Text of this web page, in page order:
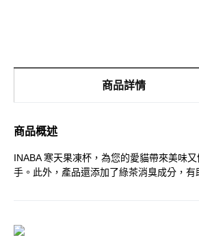
商品詳情
商品概述
INABA 寒天果凍杯，為您的愛貓帶來美味
手。此外，產品還添加了綠茶消臭成分，